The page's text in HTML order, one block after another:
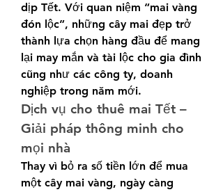
dịp Tết. Với quan niệm “mai vàng
đón lộc”, những cây mai đẹp trở
thành lựa chọn hàng đầu để mang
lại may mắn và tài lộc cho gia đình
cũng như các công ty, doanh
nghiệp trong năm mới.
Dịch vụ cho thuê mai Tết –
Giải pháp thông minh cho
mọi nhà
Thay vì bỏ ra số tiền lớn để mua
một cây mai vàng, ngày càng